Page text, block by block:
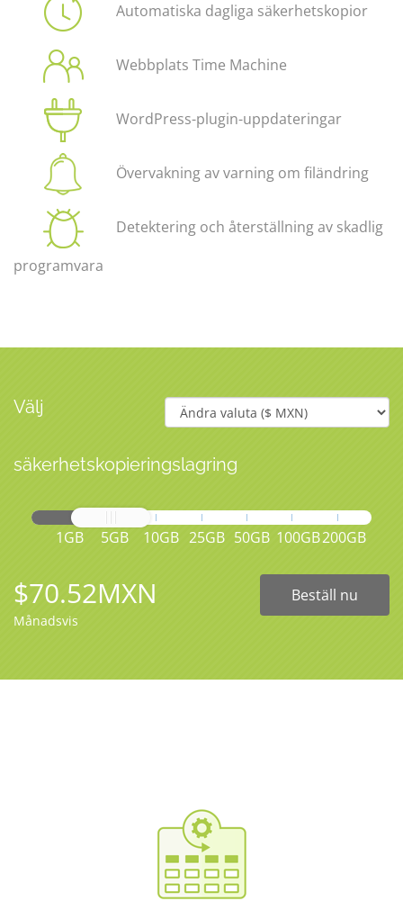
Automatiska dagliga säkerhetskopior
Webbplats Time Machine
WordPress-plugin-uppdateringar
Övervakning av varning om filändring
Detektering och återställning av skadlig
programvara
Välj
säkerhetskopieringslagring
1GB 5GB 10GB 25GB 50GB 100GB200GB
$70.52MXN
Månadsvis
Beställ nu